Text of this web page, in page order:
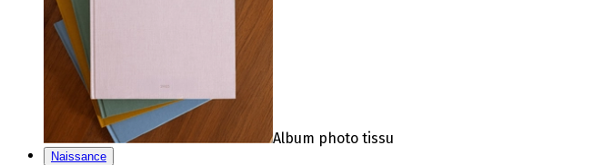
Album photo tissu
Naissance